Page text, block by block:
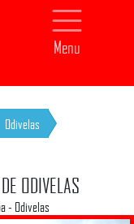
Menu
Odivelas
ODIVELAS
- Odivelas